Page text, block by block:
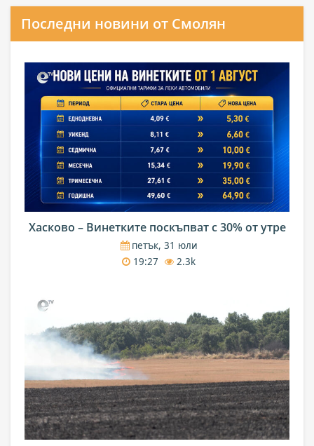
Последни новини от Смолян
Хасково – Винетките поскъпват с 30% от утре
петък, 31 юли
19:27
2.3k